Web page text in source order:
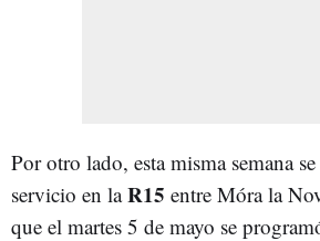
Por otro lado, esta misma semana
servicio en laR15 entre Móra la
que el martes 5 de mayo se